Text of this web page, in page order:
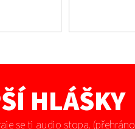
HLÁŠKY
se ti audio stopa. (přehráno